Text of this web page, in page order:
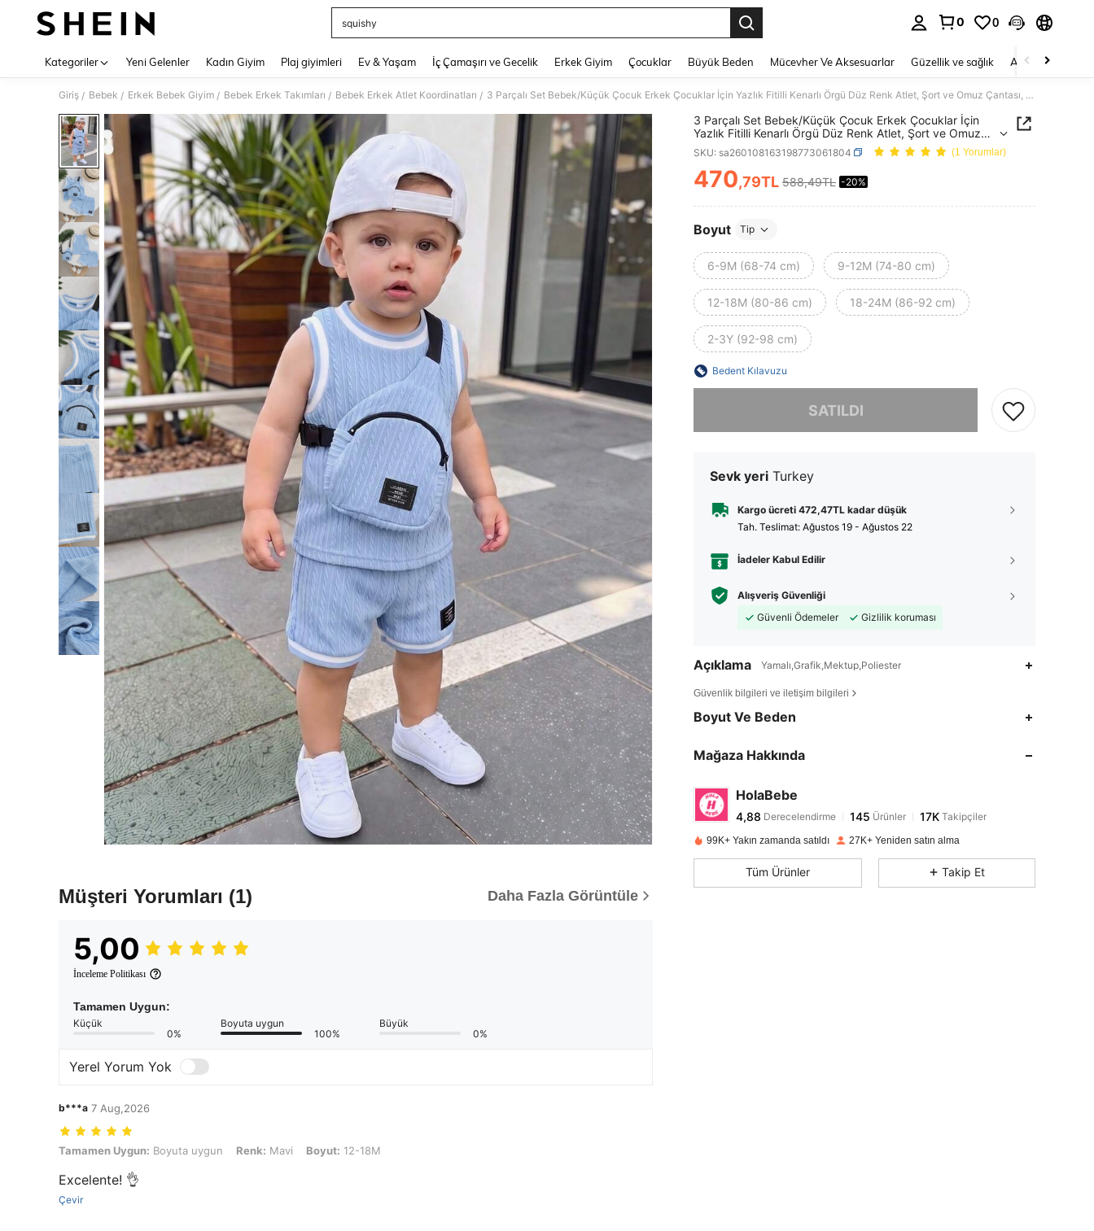
squishy
0 0
Kategoriler Yeni Gelenler Kadın Giyim Plaj giyimleri Ev & Yaşam İç Çamaşırı ve Gecelik Erkek Giyim Çocuklar Büyük Beden Mücevher Ve Aksesuarlar Güzellik ve sağlık Ayakkabı
Giriş / Bebek / Erkek Bebek Giyim / Bebek Erkek Takımları / Bebek Erkek Atlet Koordinatları / 3 Parçalı Set Bebek/Küçük Çocuk Erkek Çocuklar İçin Yazlık Fitilli Kenarlı Örgü Düz Renk Atlet, Şort ve Omuz Çantası, Günlük Şık Kıyafet
Müşteri Yorumları (1) Daha Fazla Görüntüle
5,00
İnceleme Politikası
Tamamen Uygun:
Küçük
0%
Boyuta uygun
100%
Büyük
0%
Yerel Yorum Yok
b***a 7 Aug,2026
Tamamen Uygun: Boyuta uygun, Renk: Mavi, Boyut: 12-18M
Tamamen Uygun: Boyuta uygun Renk: Mavi Boyut: 12-18M
Excelente! 👌
Çevir
3 Parçalı Set Bebek/Küçük Çocuk Erkek Çocuklar İçin
Yazlık Fitilli Kenarlı Örgü Düz Renk Atlet, Şort ve Omuz
Çantası, Günlük Şık Kıyafet
SKU: sa260108163198773061804 (1 Yorumlar)
PRICE AND AVAILABILITY
470,79TL 588,49TL -20%
Boyut Tip
6-9M (68-74 cm) 9-12M (74-80 cm)
12-18M (80-86 cm) 18-24M (86-92 cm)
2-3Y (92-98 cm)
Bedent Kılavuzu
SATILDI
Sevk yeri Turkey
Kargo ücreti 472,47TL kadar düşük
Tah. Teslimat: Ağustos 19 - Ağustos 22
İadeler Kabul Edilir
Alışveriş Güvenliği
Güvenli Ödemeler
Gizlilik koruması
Açıklama Yamalı,Grafik,Mektup,Poliester
Güvenlik bilgileri ve iletişim bilgileri
Boyut Ve Beden
Mağaza Hakkında
HolaBebe
4,88
4,88
o***5 1 gün önce'i takip etti
4,88
17K
99K+ Yakın zamanda satıldı 27K+ Yeniden satın alma
Tüm Ürünler Takip Et